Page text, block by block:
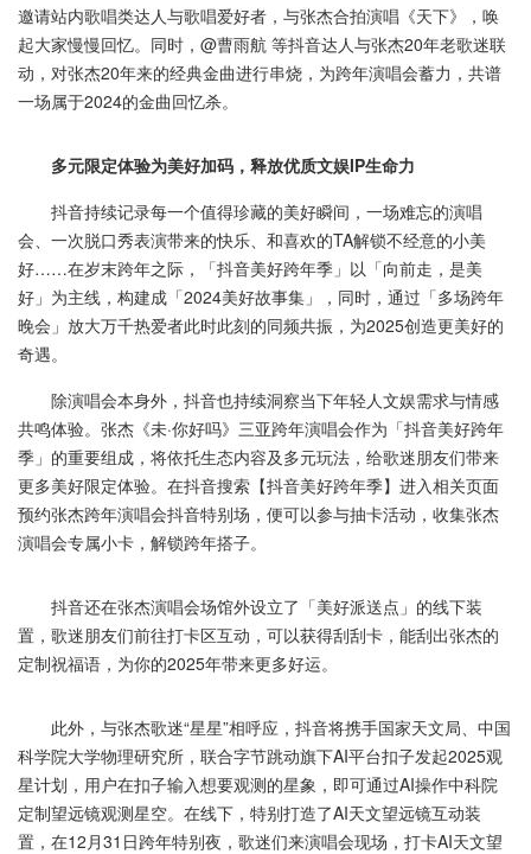
邀请站内歌唱类达人与歌唱爱好者，与张杰合拍演唱《天下》，唤
起大家慢慢回忆。同时，@曹雨航 等抖音达人与张杰20年老歌迷联
动，对张杰20年来的经典金曲进行串烧，为跨年演唱会蓄力，共谱
一场属于2024的金曲回忆杀。
多元限定体验为美好加码，释放优质文娱IP生命力
抖音持续记录每一个值得珍藏的美好瞬间，一场难忘的演唱
会、一次脱口秀表演带来的快乐、和喜欢的TA解锁不经意的小美
好……在岁末跨年之际，「抖音美好跨年季」以「向前走，是美
好」为主线，构建成「2024美好故事集」，同时，通过「多场跨年
晚会」放大万千热爱者此时此刻的同频共振，为2025创造更美好的
奇遇。
除演唱会本身外，抖音也持续洞察当下年轻人文娱需求与情感
共鸣体验。张杰《未·你好吗》三亚跨年演唱会作为「抖音美好跨年
季」的重要组成，将依托生态内容及多元玩法，给歌迷朋友们带来
更多美好限定体验。在抖音搜索【抖音美好跨年季】进入相关页面
预约张杰跨年演唱会抖音特别场，便可以参与抽卡活动，收集张杰
演唱会专属小卡，解锁跨年搭子。
抖音还在张杰演唱会场馆外设立了「美好派送点」的线下装
置，歌迷朋友们前往打卡区互动，可以获得刮刮卡，能刮出张杰的
定制祝福语，为你的2025年带来更多好运。
此外，与张杰歌迷“星星”相呼应，抖音将携手国家天文局、中国
科学院大学物理研究所，联合字节跳动旗下AI平台扣子发起2025观
星计划，用户在扣子输入想要观测的星象，即可通过AI操作中科院
定制望远镜观测星空。在线下，特别打造了AI天文望远镜互动装
置，在12月31日跨年特别夜，歌迷们来演唱会现场，打卡AI天文望